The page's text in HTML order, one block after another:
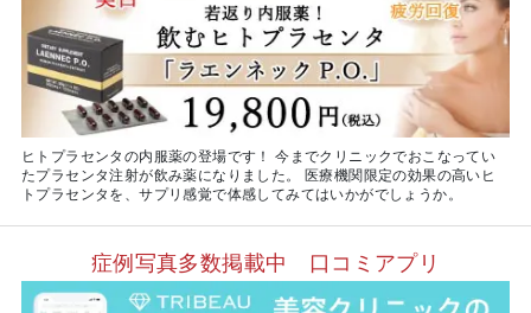
ヒトプラセンタの内服薬の登場です！ 今までクリニックでおこなってい
たプラセンタ注射が飲み薬になりました。 医療機関限定の効果の高いヒ
トプラセンタを、サプリ感覚で体感してみてはいかがでしょうか。
症例写真多数掲載中 口コミアプリ